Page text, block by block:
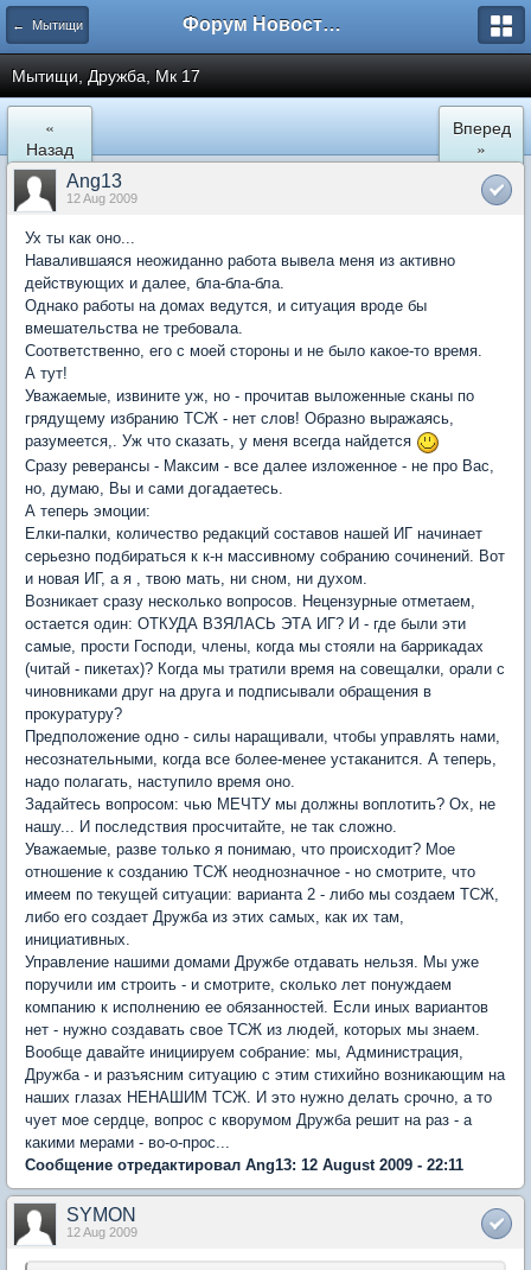
← Мытищи Форум Новостройки
Мытищи, Дружба, Мк 17
«
Назад
Вперед
»
Ang13
12 Aug 2009
Ух ты как оно...
Навалившаяся неожиданно работа вывела меня из активно
действующих и далее, бла-бла-бла.
Однако работы на домах ведутся, и ситуация вроде бы
вмешательства не требовала.
Соответственно, его с моей стороны и не было какое-то время.
А тут!
Уважаемые, извините уж, но - прочитав выложенные сканы по
грядущему избранию ТСЖ - нет слов! Образно выражаясь,
разумеется,. Уж что сказать, у меня всегда найдется
Сразу реверансы - Максим - все далее изложенное - не про Вас,
но, думаю, Вы и сами догадаетесь.
А теперь эмоции:
Елки-палки, количество редакций составов нашей ИГ начинает
серьезно подбираться к к-н массивному собранию сочинений. Вот
и новая ИГ, а я , твою мать, ни сном, ни духом.
Возникает сразу несколько вопросов. Нецензурные отметаем,
остается один: ОТКУДА ВЗЯЛАСЬ ЭТА ИГ? И - где были эти
самые, прости Господи, члены, когда мы стояли на баррикадах
(читай - пикетах)? Когда мы тратили время на совещалки, орали с
чиновниками друг на друга и подписывали обращения в
прокуратуру?
Предположение одно - силы наращивали, чтобы управлять нами,
несознательными, когда все более-менее устаканится. А теперь,
надо полагать, наступило время оно.
Задайтесь вопросом: чью МЕЧТУ мы должны воплотить? Ох, не
нашу... И последствия просчитайте, не так сложно.
Уважаемые, разве только я понимаю, что происходит? Мое
отношение к созданию ТСЖ неоднозначное - но смотрите, что
имеем по текущей ситуации: варианта 2 - либо мы создаем ТСЖ,
либо его создает Дружба из этих самых, как их там,
инициативных.
Управление нашими домами Дружбе отдавать нельзя. Мы уже
поручили им строить - и смотрите, сколько лет понуждаем
компанию к исполнению ее обязанностей. Если иных вариантов
нет - нужно создавать свое ТСЖ из людей, которых мы знаем.
Вообще давайте инициируем собрание: мы, Администрация,
Дружба - и разъясним ситуацию с этим стихийно возникающим на
наших глазах НЕНАШИМ ТСЖ. И это нужно делать срочно, а то
чует мое сердце, вопрос с кворумом Дружба решит на раз - а
какими мерами - во-о-прос...
Сообщение отредактировал Ang13: 12 August 2009 - 22:11
SYMON
12 Aug 2009